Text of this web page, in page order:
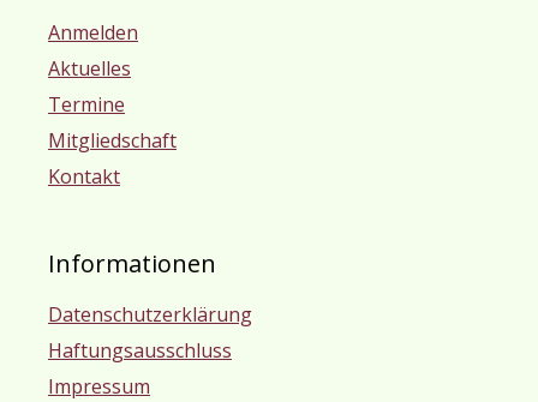
Anmelden
Aktuelles
Termine
Mitgliedschaft
Kontakt
Informationen
Datenschutzerklärung
Haftungsausschluss
Impressum